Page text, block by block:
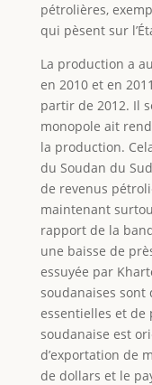
pétrolières,
qui pèsent sur
La production a
en 2010 et en
partir de 2012. Il
monopole ait
la production.
du Soudan du
de revenus
maintenant
rapport de la
une baisse de
essuyée par
soudanaises sont
essentielles et de
soudanaise est
d’exportation de
de dollars et le